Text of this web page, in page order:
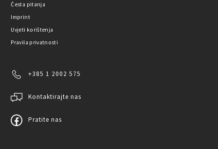
Česta pitanja
Imprint
Uvjeti korištenja
Pravila privatnosti
+385 1 2002 575
Kontaktirajte nas
Pratite nas